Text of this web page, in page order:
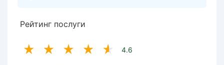
Рейтинг послуги
4.6